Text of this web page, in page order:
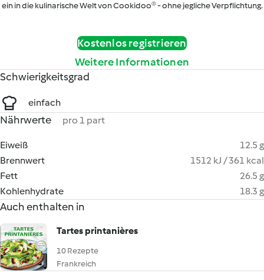
ein in die kulinarische Welt von Cookidoo® - ohne jegliche Verpflichtung.
Kostenlos registrieren
Weitere Informationen
Schwierigkeitsgrad
einfach
Nährwerte pro 1 part
Eiweiß
12.5 g
Brennwert
1512 kJ / 361 kcal
Fett
26.5 g
Kohlenhydrate
18.3 g
Auch enthalten in
Tartes printanières
10 Rezepte
Frankreich